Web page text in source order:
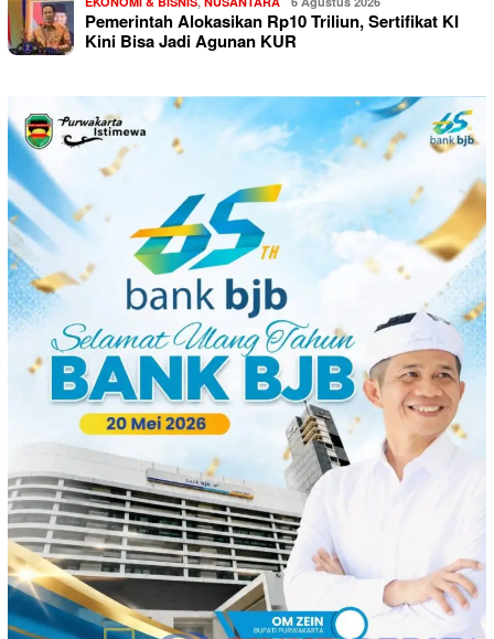
Pemerintah Alokasikan Rp10 Triliun, Sertifikat KI
Kini Bisa Jadi Agunan KUR